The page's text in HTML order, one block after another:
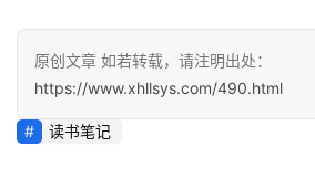
原创文章 如若转载，请注明出处：
https://www.xhllsys.com/490.html
读书笔记